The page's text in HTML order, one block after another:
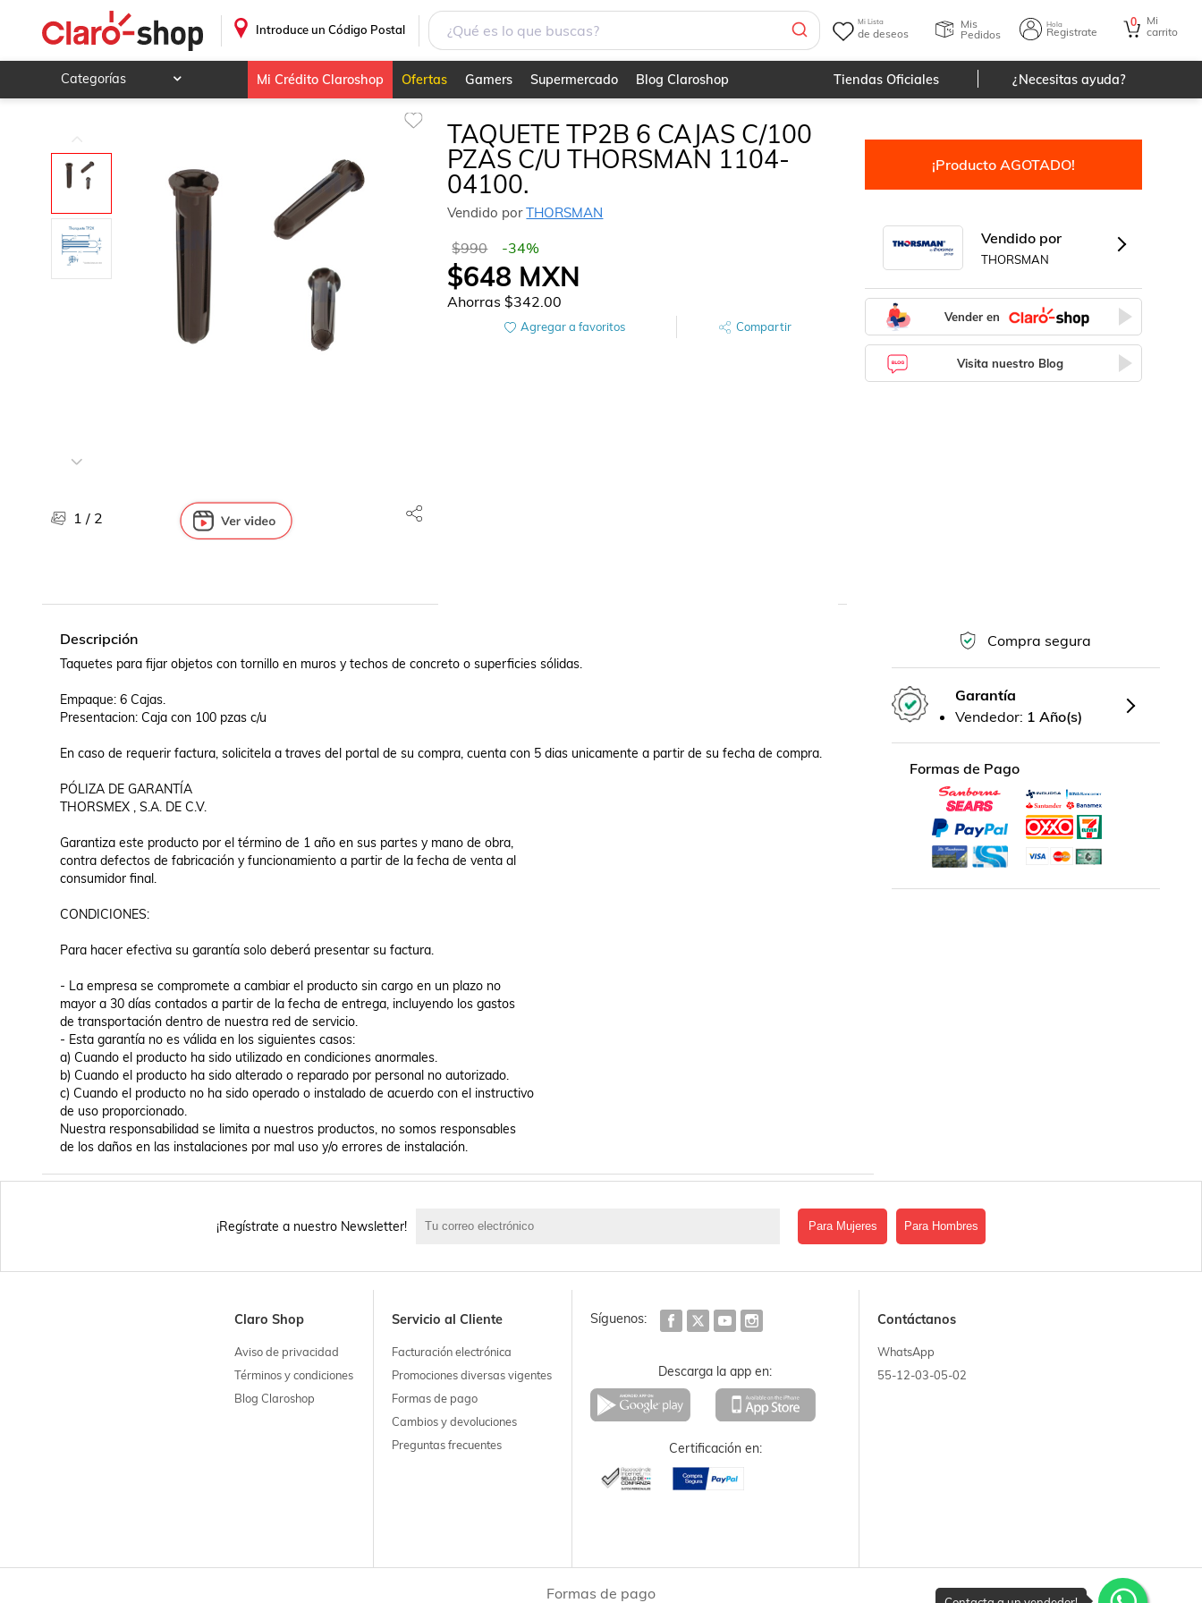
Introduce un Código Postal
Mi Lista
de deseos
Mis
Pedidos
Hola
Registrate
0
Mi
carrito
Categorías
Videojuegos
Hogar y jardín
Animales y mascotas
Ferretería y autos
Ropa, calzado y accesorios
Salud, belleza y cuidado personal
Otras categorías
Súpermercado
Mi Crédito Claroshop Ofertas Gamers Supermercado Blog Claroshop Tiendas Oficiales ¿Necesitas ayuda?
1 / 2
TAQUETE TP2B 6 CAJAS C/100
PZAS C/U THORSMAN 1104-
04100.
Vendido porTHORSMAN
$990 -34%
$648 MXN
Ahorras$342.00
Agregar a favoritos Compartir
¡Producto AGOTADO!
Vendido por
THORSMAN
Vender en
Visita nuestro Blog
Descripción
Taquetes para fijar objetos con tornillo en muros y techos de concreto o superficies sólidas.
Empaque: 6 Cajas.
Presentacion: Caja con 100 pzas c/u
En caso de requerir factura, solicitela a traves del portal de su compra, cuenta con 5 dias unicamente a partir de su fecha de compra.
PÓLIZA DE GARANTÍA
THORSMEX , S.A. DE C.V.
Garantiza este producto por el término de 1 año en sus partes y mano de obra,
contra defectos de fabricación y funcionamiento a partir de la fecha de venta al
consumidor final.
CONDICIONES:
Para hacer efectiva su garantía solo deberá presentar su factura.
- La empresa se compromete a cambiar el producto sin cargo en un plazo no
mayor a 30 días contados a partir de la fecha de entrega, incluyendo los gastos
de transportación dentro de nuestra red de servicio.
- Esta garantía no es válida en los siguientes casos:
a) Cuando el producto ha sido utilizado en condiciones anormales.
b) Cuando el producto ha sido alterado o reparado por personal no autorizado.
c) Cuando el producto no ha sido operado o instalado de acuerdo con el instructivo
de uso proporcionado.
Nuestra responsabilidad se limita a nuestros productos, no somos responsables
de los daños en las instalaciones por mal uso y/o errores de instalación.
Compra segura
Garantía
Vendedor: 1 Año(s)
Formas de Pago
¡Regístrate a nuestro Newsletter! Para Mujeres Para Hombres
Claro Shop
Aviso de privacidad
Términos y condiciones
Blog Claroshop
Servicio al Cliente
Facturación electrónica
Promociones diversas vigentes
Formas de pago
Cambios y devoluciones
Preguntas frecuentes
Síguenos:
Descarga la app en:
Certificación en:
Contáctanos
WhatsApp
55-12-03-05-02
Formas de pago
TAQUETE TP2B 6 CAJAS C/100 PZAS C/U THORSMAN 1104-04100.